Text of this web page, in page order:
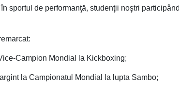
sportul de performanţă, studenţii noştri
Campion Mondial la Kickboxing;
la Campionatul Mondial la lupta Sambo;